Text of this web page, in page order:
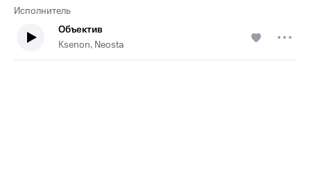
Исполнитель
Объектив
Ksenon, Neosta